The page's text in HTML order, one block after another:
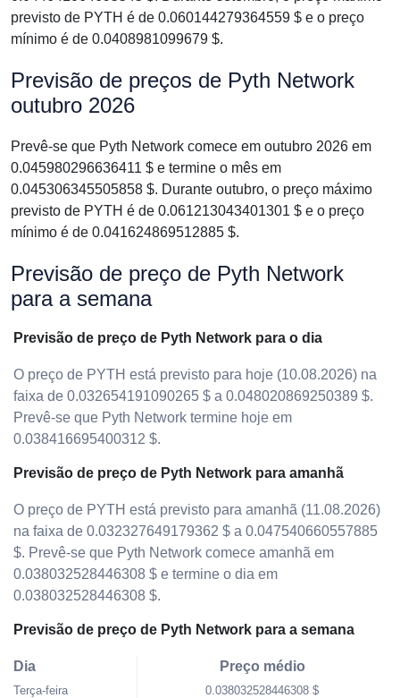
previsto de PYTH é de 0.060144279364559 $ e o preço
mínimo é de 0.0408981099679 $.
Previsão de preços de Pyth Network
outubro 2026
Prevê-se que Pyth Network comece em outubro 2026 em
0.045980296636411 $ e termine o mês em
0.045306345505858 $. Durante outubro, o preço máximo
previsto de PYTH é de 0.061213043401301 $ e o preço
mínimo é de 0.041624869512885 $.
Previsão de preço de Pyth Network
para a semana
Previsão de preço de Pyth Network para o dia
O preço de PYTH está previsto para hoje (10.08.2026) na
faixa de 0.032654191090265 $ a 0.048020869250389 $.
Prevê-se que Pyth Network termine hoje em
0.038416695400312 $.
Previsão de preço de Pyth Network para amanhã
O preço de PYTH está previsto para amanhã (11.08.2026)
na faixa de 0.032327649179362 $ a 0.047540660557885
$. Prevê-se que Pyth Network comece amanhã em
0.038032528446308 $ e termine o dia em
0.038032528446308 $.
Previsão de preço de Pyth Network para a semana
Dia
Terça-feira
Preço médio
0.038032528446308 $